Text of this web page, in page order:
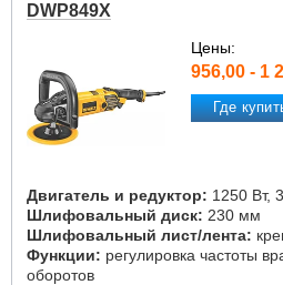
DWP849X
Цены:
956,00 - 1
Где
Двигатель и редуктор: 1250 Вт,
Шлифовальный диск: 230 мм
Шлифовальный лист/лента:
Функции: регулировка частоты
оборотов